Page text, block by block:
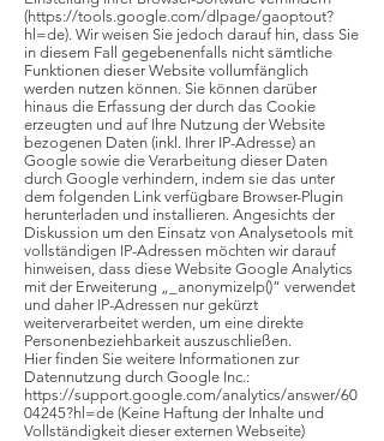
(https://tools.google.com/dlpage/gaoptout?
hl=de). Wir weisen Sie jedoch darauf hin, dass Sie
in diesem Fall gegebenenfalls nicht sämtliche
Funktionen dieser Website vollumfänglich
werden nutzen können. Sie können darüber
hinaus die Erfassung der durch das Cookie
erzeugten und auf Ihre Nutzung der Website
bezogenen Daten (inkl. Ihrer IP-Adresse) an
Google sowie die Verarbeitung dieser Daten
durch Google verhindern, indem sie das unter
dem folgenden Link verfügbare Browser-Plugin
herunterladen und installieren. Angesichts der
Diskussion um den Einsatz von Analysetools mit
vollständigen IP-Adressen möchten wir darauf
hinweisen, dass diese Website Google Analytics
mit der Erweiterung „_anonymizeIp()“ verwendet
und daher IP-Adressen nur gekürzt
weiterverarbeitet werden, um eine direkte
Personenbeziehbarkeit auszuschließen.
Hier finden Sie weitere Informationen zur
Datennutzung durch Google Inc.:
https://support.google.com/analytics/answer/60
04245?hl=de (Keine Haftung der Inhalte und
Vollständigkeit dieser externen Webseite)